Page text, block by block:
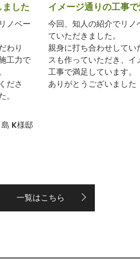
した
ノベー
わり
工力で
ださ
K様邸
イメージ通りの工事で
今回、知人の紹介でリノ
ていただきました。
親身に打ち合わせしてい
スも作っていただき、イ
工事で満足しています。
ありがとうございました
一覧はこちら